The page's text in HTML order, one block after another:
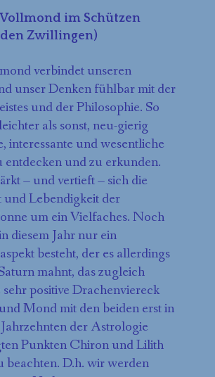
Vollmond im Schützen
Zwillingen)
verbindet unseren
unser Denken fühlbar mit der
und der Philosophie. So
als sonst, neu-gierig
interessante und wesentliche
entdecken und zu erkunden.
– und vertieft – sich die
Lebendigkeit der
um ein Vielfaches. Noch
diesem Jahr nur ein
besteht, der es allerdings
mahnt, das zugleich
sehr positive Drachenviereck
Mond mit den beiden erst in
der Astrologie
Punkten Chiron und Lilith
beachten. D.h. wir werden